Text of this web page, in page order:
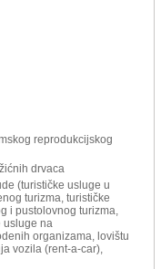
reprodukcijskog
drvaca
(turističke usluge u
turizma, turističke
i pustolovnog turizma,
usluge na
organizama, lovištu
vozila (rent-a-car),